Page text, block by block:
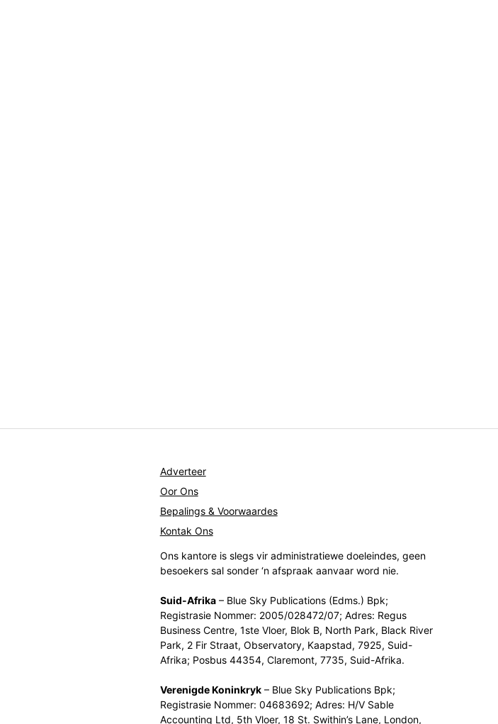
Adverteer
Oor Ons
Bepalings & Voorwaardes
Kontak Ons
Ons kantore is slegs vir administratiewe doeleindes, geen
besoekers sal sonder ‘n afspraak aanvaar word nie.
Suid-Afrika– Blue Sky Publications (Edms.) Bpk;
Registrasie Nommer: 2005/028472/07; Adres: Regus
Business Centre, 1ste Vloer, Blok B, North Park, Black River
Park, 2 Fir Straat, Observatory, Kaapstad, 7925, Suid-
Afrika; Posbus 44354, Claremont, 7735, Suid-Afrika.
Verenigde Koninkryk– Blue Sky Publications Bpk;
Registrasie Nommer: 04683692; Adres: H/V Sable
Accounting Ltd, 5th Vloer, 18 St. Swithin’s Lane, London,